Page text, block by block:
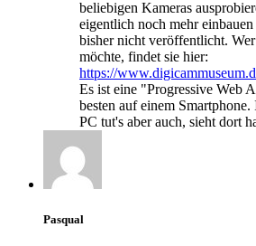
beliebigen Kameras
eigentlich noch mehr
bisher nicht veröffentlicht.
möchte, findet sie hier:
https://
Es ist eine "Progressive Web
besten auf einem
PC tut's aber auch, sieht dort
Pasqual